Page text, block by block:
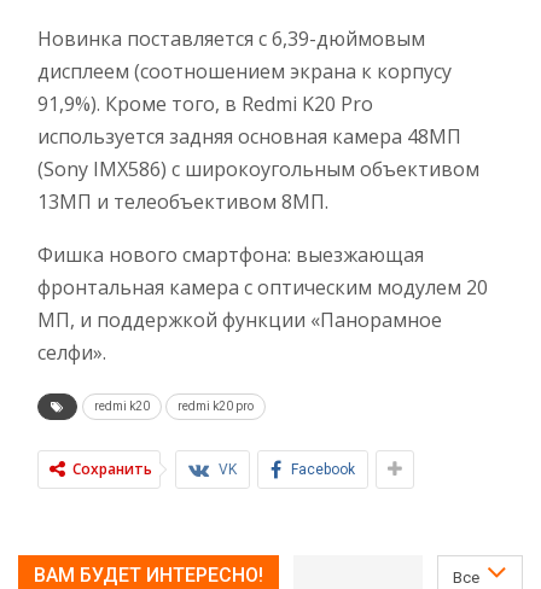
Новинка поставляется с 6,39-дюймовым
дисплеем (соотношением экрана к корпусу
91,9%). Кроме того, в Redmi K20 Pro
используется задняя основная камера 48МП
(Sony IMX586) с широкоугольным объективом
13МП и телеобъективом 8МП.
Фишка нового смартфона: выезжающая
фронтальная камера с оптическим модулем 20
МП, и поддержкой функции «Панорамное
селфи».
redmi k20 redmi k20 pro
Сохранить VK Facebook
Все
ВАМ БУДЕТ ИНТЕРЕСНО!